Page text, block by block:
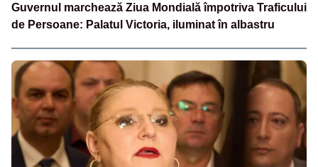
Guvernul marchează Ziua Mondială împotriva Traficului
de Persoane: Palatul Victoria, iluminat în albastru